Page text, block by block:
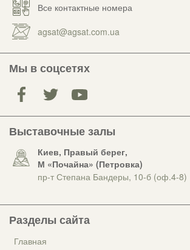
Все контактные номера
agsat@agsat.com.ua
Мы в соцсетях
Выставочные залы
Киев, Правый берег,
М «Почайна» (Петровка)
пр-т Степана Бандеры, 10-б (оф.4-8)
Разделы сайта
Главная